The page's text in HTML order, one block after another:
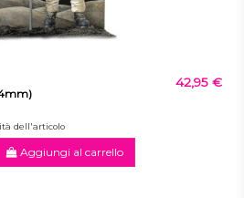
42,95 €
dell'articolo
Aggiungi al carrello